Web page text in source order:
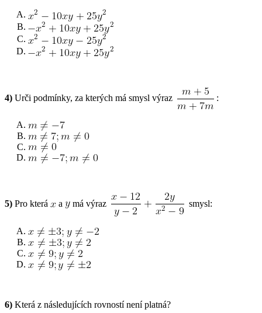
4) Urči podmínky, za kterých má smysl výraz :
5) Pro která a má výraz smysl:
6) Která z následujících rovností není platná?